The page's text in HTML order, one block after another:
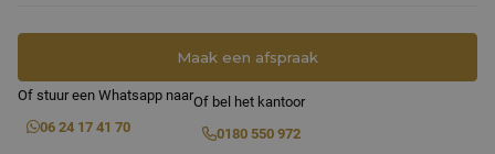
Maak een afspraak
Of stuur een Whatsapp naar
06 24 17 41 70
Of bel het kantoor
0180 550 972